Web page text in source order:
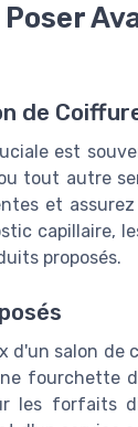
de
est
tout autre
et
capillaire,
proposés.
salon de
fourchette
les forfaits